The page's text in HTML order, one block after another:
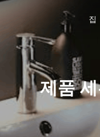
집
제품